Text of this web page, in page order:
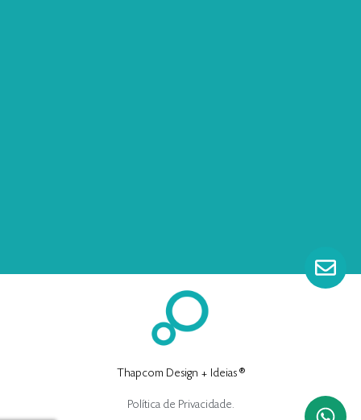
Thapcom Design + Ideias ®
Política de Privacidade.